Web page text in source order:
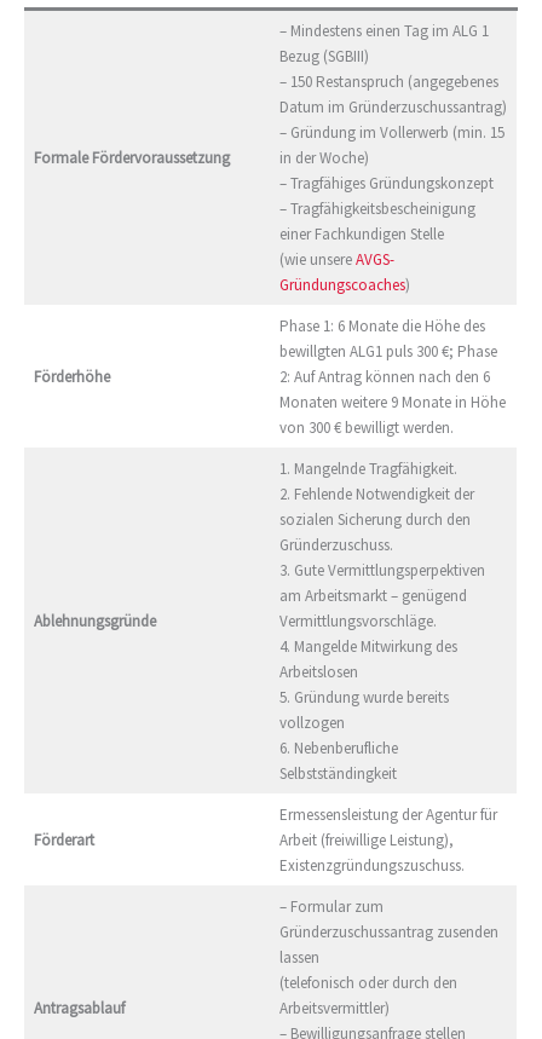
Formale Fördervoraussetzung
– Mindestens einen Tag im ALG 1
Bezug (SGBIII)
– 150 Restanspruch (angegebenes
Datum im Gründerzuschussantrag)
– Gründung im Vollerwerb (min. 15
in der Woche)
– Tragfähiges Gründungskonzept
– Tragfähigkeitsbescheinigung
einer Fachkundigen Stelle
(wie unsereAVGS-
Gründungscoaches)
Förderhöhe
Phase 1: 6 Monate die Höhe des
bewillgten ALG1 puls 300 €; Phase
2: Auf Antrag können nach den 6
Monaten weitere 9 Monate in Höhe
von 300 € bewilligt werden.
Ablehnungsgründe
1. Mangelnde Tragfähigkeit.
2. Fehlende Notwendigkeit der
sozialen Sicherung durch den
Gründerzuschuss.
3. Gute Vermittlungsperpektiven
am Arbeitsmarkt – genügend
Vermittlungsvorschläge.
4. Mangelde Mitwirkung des
Arbeitslosen
5. Gründung wurde bereits
vollzogen
6. Nebenberufliche
Selbstständingkeit
Förderart
Ermessensleistung der Agentur für
Arbeit (freiwillige Leistung),
Existenzgründungszuschuss.
Antragsablauf
– Formular zum
Gründerzuschussantrag zusenden
lassen
(telefonisch oder durch den
Arbeitsvermittler)
– Bewilligungsanfrage stellen